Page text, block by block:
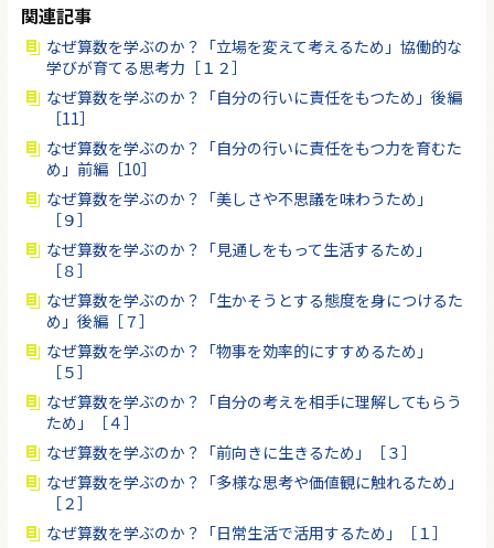
関連記事
なぜ算数を学ぶのか？「立場を変えて考えるため」協働的な
学びが育てる思考力［１２］
なぜ算数を学ぶのか？「自分の行いに責任をもつため」後編
［11］
なぜ算数を学ぶのか？「自分の行いに責任をもつ力を育むた
め」前編［10］
なぜ算数を学ぶのか？「美しさや不思議を味わうため」
［９］
なぜ算数を学ぶのか？「見通しをもって生活するため」
［８］
なぜ算数を学ぶのか？「生かそうとする態度を身につけるた
め」後編［７］
なぜ算数を学ぶのか？「物事を効率的にすすめるため」
［５］
なぜ算数を学ぶのか？「自分の考えを相手に理解してもらう
ため」［４］
なぜ算数を学ぶのか？「前向きに生きるため」［３］
なぜ算数を学ぶのか？「多様な思考や価値観に触れるため」
［２］
なぜ算数を学ぶのか？「日常生活で活用するため」［１］